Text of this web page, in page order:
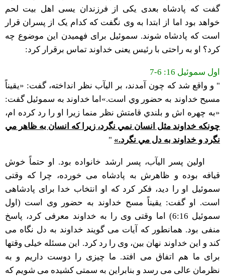
گفت که پادشاه بعدی یکی از فرزندان یسی اهل بیت لحم
خواهد بود اما از ابتدا به وی نگفت که کدام یک از پسران قرار
است که پادشاه شوند. سموئیل برای فهمیدن این موضوع چه
کرد؟ او به راحتی با رئیس یعنی خداوند تماس برقرار کرد:
اول سموئیل 16: 6-7
" و واقع شد كه چون آمدند، بر اليآب نظر انداخته، گفت: «يقيناً
مسيح خداوند به حضور وي است.»اما خداوند به سموئيل گفت:
«به چهره اش و بلندي قامتش نظر منما زيرا او را رد كرده ام،
چونكه خداوند مثل انسان نمي نگرد، زيرا كه انسان به ظاهر مي
نگرد و خداوند به دل مي نگرد.» "
اولین پسر الیآب، پسر ارشد خانواده بود. او حتماً خوش
قیافه بوده و ظاهرش به پادشاه می خورده، چرا که وقتی
سموئیل او را دید، فکر کرد که او انتخاب خدا برای پادشاهی
است. او گفت: یقیناً مسح خداوند به حضور وی است (اول
سموئیل 6:16) اما وقتی وی را به خداوند معرفی کرد، پاسخ
منفی بود. همانطور که آیات می گویند خداوند به دل نگاه می
کند و این خداوند نهان بین، وی را رد کرد. این مسئله خیلی وقتها
برای ما هم اتفاق می افتد. ما چیزی را دوست داریم و به
نظرمان عالی می رسد و بنابراین به سمتی کشیده می شویم که